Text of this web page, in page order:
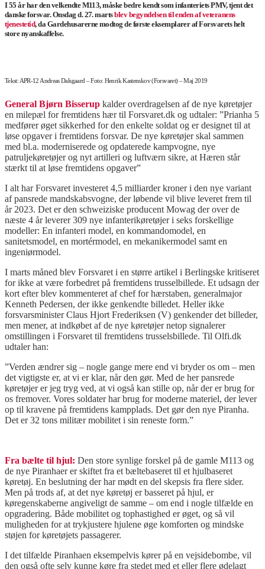
I 55 år har den velkendte M113, måske bedre kendt som infanteriets PMV, tjent det
danske forsvar. Onsdag d. 27. martsblev begyndelsen til enden af veteranens
tjenestetid, da Gardehusarerne modtog de første eksemplarer af Forsvarets helt
store nyanskaffelse.
Tekst: APR-12 Andreas Dalsgaard – Foto: Henrik Kastenskov (Forsvaret) – Maj 2019
General Bjørn Bisserup kalder overdragelsen af de nye køretøjer
en milepæl for fremtidens hær til Forsvaret.dk og udtaler: ”Prianha 5
medfører øget sikkerhed for den enkelte soldat og er designet til at
løse opgaver i fremtidens forsvar. De nye køretøjer skal sammen
med bl.a. moderniserede og opdaterede kampvogne, nye
patruljekøretøjer og nyt artilleri og luftværn sikre, at Hæren står
stærkt til at løse fremtidens opgaver”
I alt har Forsvaret investeret 4,5 milliarder kroner i den nye variant
af pansrede mandskabsvogne, der løbende vil blive leveret frem til
år 2023. Det er den schweiziske producent Mowag der over de
næste 4 år leverer 309 nye infanterikøretøjer i seks forskellige
modeller: En infanteri model, en kommandomodel, en
sanitetsmodel, en mortérmodel, en mekanikermodel samt en
ingeniørmodel.
I marts måned blev Forsvaret i en større artikel i Berlingske kritiseret
for ikke at være forbedret på fremtidens trusselbillede. Et udsagn der
kort efter blev kommenteret af chef for hærstaben, generalmajor
Kenneth Pedersen, der ikke genkendte billedet. Heller ikke
forsvarsminister Claus Hjort Frederiksen (V) genkender det billeder,
men mener, at indkøbet af de nye køretøjer netop signalerer
omstillingen i Forsvaret til fremtidens trusselsbillede. Til Olfi.dk
udtaler han:
”Verden ændrer sig – nogle gange mere end vi bryder os om – men
det vigtigste er, at vi er klar, når den gør. Med de her pansrede
køretøjer er jeg tryg ved, at vi også kan stille op, når der er brug for
os fremover. Vores soldater har brug for moderne materiel, der lever
op til kravene på fremtidens kampplads. Det gør den nye Piranha.
Det er 32 tons militær mobilitet i sin reneste form.”
Fra bælte til hjul: Den store synlige forskel på de gamle M113 og
de nye Piranhaer er skiftet fra et bæltebaseret til et hjulbaseret
køretøj. En beslutning der har mødt en del skepsis fra flere sider.
Men på trods af, at det nye køretøj er basseret på hjul, er
køregenskaberne angiveligt de samme – om end i nogle tilfælde en
opgradering. Både mobilitet og tophastighed er øget, og så vil
muligheden for at trykjustere hjulene øge komforten og mindske
støjen for køretøjets passagerer.
I det tilfælde Piranhaen eksempelvis kører på en vejsidebombe, vil
den også ofte selv kunne køre fra stedet med et eller flere ødelagt